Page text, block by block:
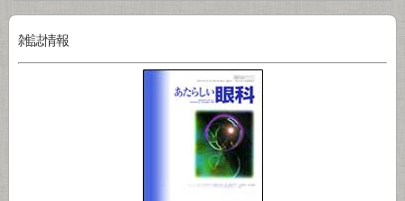
雑誌情報